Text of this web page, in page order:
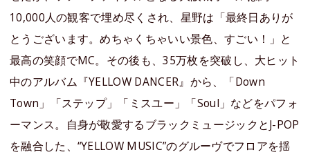
10,000人の観客で埋め尽くされ、星野は「最終日ありが
とうございます。めちゃくちゃいい景色、すごい！」と
最高の笑顔でMC。その後も、35万枚を突破し、大ヒット
中のアルバム『YELLOW DANCER』から、「Down
Town」「ステップ」「ミスユー」「Soul」などをパフォ
ーマンス。自身が敬愛するブラックミュージックとJ-POP
を融合した、“YELLOW MUSIC”のグルーヴでフロアを揺